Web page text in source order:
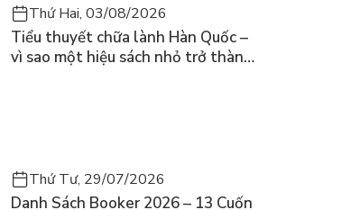
Thứ Hai, 03/08/2026
Tiểu thuyết chữa lành Hàn Quốc –
vì sao một hiệu sách nhỏ trở thành
Thứ Tư, 29/07/2026
Danh Sách Booker 2026 – 13 Cuốn